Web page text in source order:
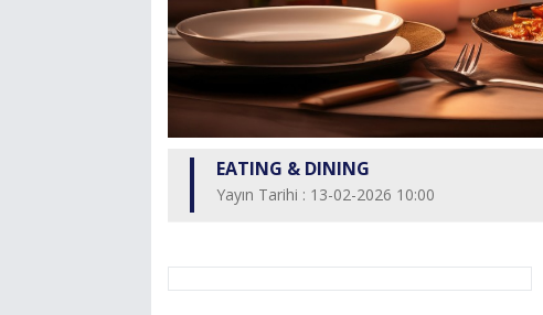
EATING & DINING
Yayın Tarihi : 13-02-2026 10:00